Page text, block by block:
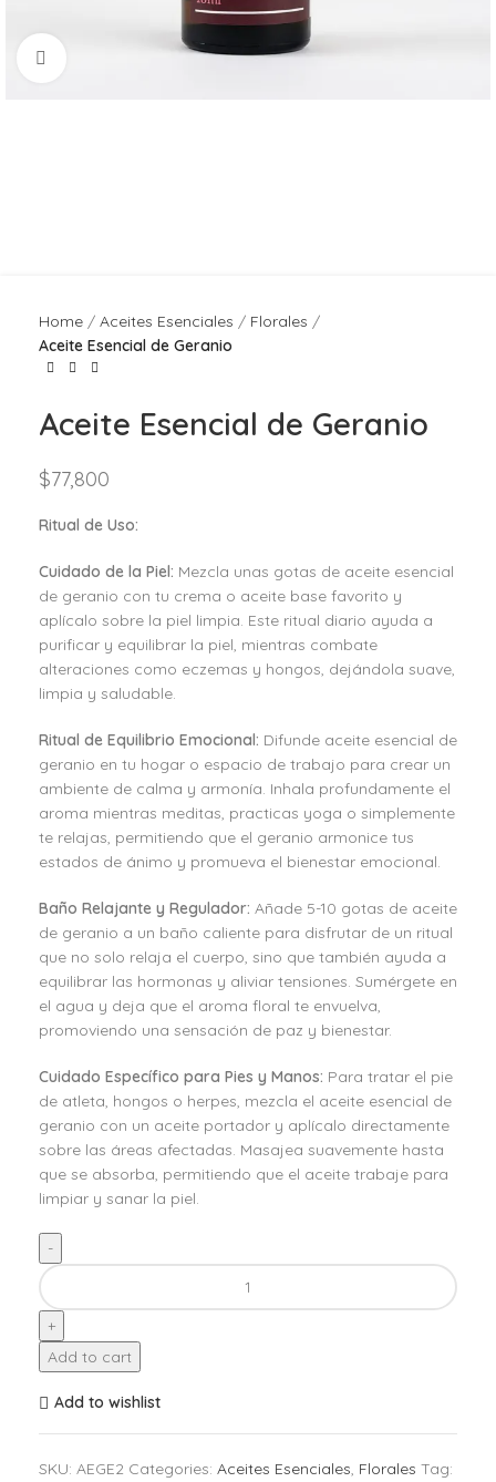
Home Aceites Esenciales
Florales
Aceite Esencial de Geranio
Aceite Esencial de Geranio
$77,800
Ritual de Uso:
Cuidado de la Piel: Mezcla unas gotas de aceite esencial
de geranio con tu crema o aceite base favorito y
aplícalo sobre la piel limpia. Este ritual diario ayuda a
purificar y equilibrar la piel, mientras combate
alteraciones como eczemas y hongos, dejándola suave,
limpia y saludable.
Ritual de Equilibrio Emocional: Difunde aceite esencial de
geranio en tu hogar o espacio de trabajo para crear un
ambiente de calma y armonía. Inhala profundamente el
aroma mientras meditas, practicas yoga o simplemente
te relajas, permitiendo que el geranio armonice tus
estados de ánimo y promueva el bienestar emocional.
Baño Relajante y Regulador: Añade 5-10 gotas de aceite
de geranio a un baño caliente para disfrutar de un ritual
que no solo relaja el cuerpo, sino que también ayuda a
equilibrar las hormonas y aliviar tensiones. Sumérgete en
el agua y deja que el aroma floral te envuelva,
promoviendo una sensación de paz y bienestar.
Cuidado Específico para Pies y Manos: Para tratar el pie
de atleta, hongos o herpes, mezcla el aceite esencial de
geranio con un aceite portador y aplícalo directamente
sobre las áreas afectadas. Masajea suavemente hasta
que se absorba, permitiendo que el aceite trabaje para
limpiar y sanar la piel.
Add to cart
Add to wishlist
SKU: AEGE2 Categories: Aceites Esenciales, Florales Tag: